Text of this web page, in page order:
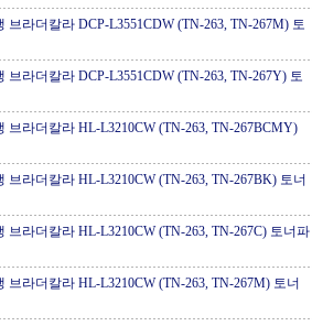
브라더칼라 DCP-L3551CDW (TN-263, TN-267M) 토
브라더칼라 DCP-L3551CDW (TN-263, TN-267Y) 토
브라더칼라 HL-L3210CW (TN-263, TN-267BCMY)
브라더칼라 HL-L3210CW (TN-263, TN-267BK) 토너
브라더칼라 HL-L3210CW (TN-263, TN-267C) 토너파
브라더칼라 HL-L3210CW (TN-263, TN-267M) 토너